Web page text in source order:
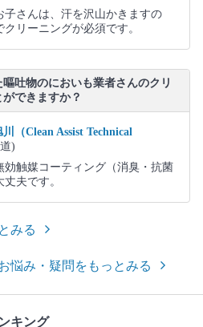
子さんは、汗を沢山かきますの
リーニングが必須です。
吐物のにおいも業者さんのクリ
できますか？
（Clean Assist Technical
)
触媒コーティング（消臭・抗菌
夫です。
みる
悩み・疑問をもっとみる
キング